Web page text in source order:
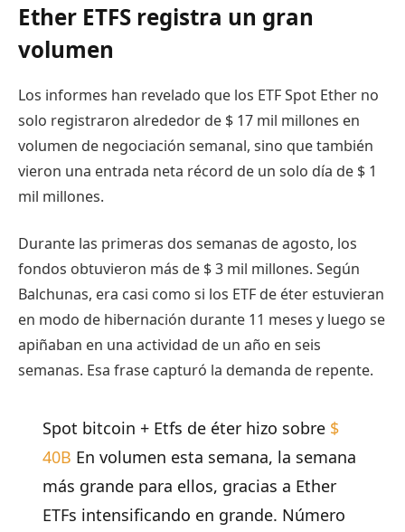
Ether ETFS registra un gran
volumen
Los informes han revelado que los ETF Spot Ether no
solo registraron alrededor de $ 17 mil millones en
volumen de negociación semanal, sino que también
vieron una entrada neta récord de un solo día de $ 1
mil millones.
Durante las primeras dos semanas de agosto, los
fondos obtuvieron más de $ 3 mil millones. Según
Balchunas, era casi como si los ETF de éter estuvieran
en modo de hibernación durante 11 meses y luego se
apiñaban en una actividad de un año en seis
semanas. Esa frase capturó la demanda de repente.
Spot bitcoin + Etfs de éter hizo sobre $
40B En volumen esta semana, la semana
más grande para ellos, gracias a Ether
ETFs intensificando en grande. Número